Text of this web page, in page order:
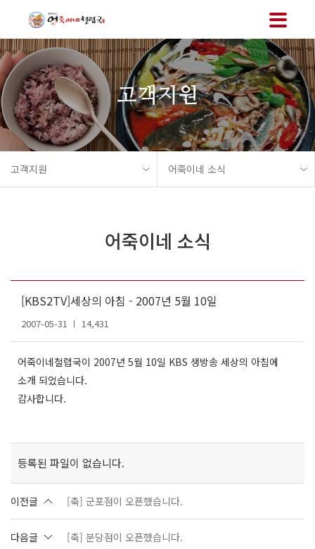
메뉴 바로가기
고객지원
고객지원 어죽이네 소식
어죽이네 소식
[KBS2TV]세상의 아침 - 2007년 5월 10일
2007-05-31 14,431
어죽이네철렵국이 2007년 5월 10일 KBS 생방송 세상의 아침에
소개 되었습니다.
감사합니다.
등록된 파일이 없습니다.
이전글 [축] 군포점이 오픈했습니다.
다음글 [축] 분당점이 오픈했습니다.